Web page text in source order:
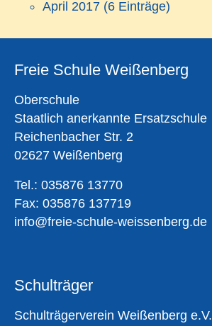
April 2017 (6 Einträge)
Freie Schule Weißenberg
Oberschule
Staatlich anerkannte Ersatzschule
Reichenbacher Str. 2
02627 Weißenberg
Tel.: 035876 13770
Fax: 035876 137719
info@freie-schule-weissenberg.de
Schulträger
Schulträgerverein Weißenberg e.V.